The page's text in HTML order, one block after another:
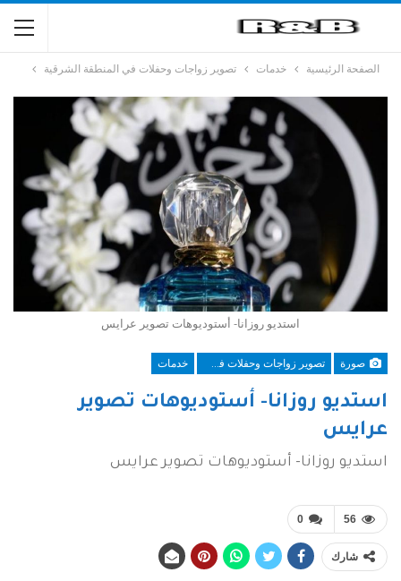
الصفحة الرئيسية خدمات تصوير زواجات وحفلات في المنطقة الشرقية
استديو روزانا- أستوديوهات تصوير عرايس
صورة خدمات
استديو روزانا- أستوديوهات تصوير
عرايس
استديو روزانا- أستوديوهات تصوير عرايس
0 56
شارك